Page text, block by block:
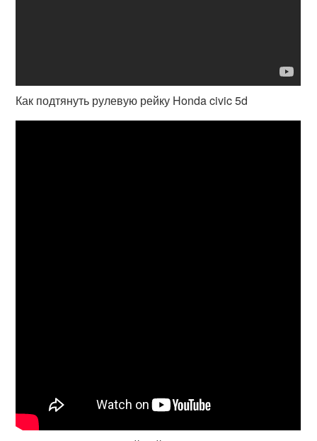
Как подтянуть рулевую рейку Honda civic 5d